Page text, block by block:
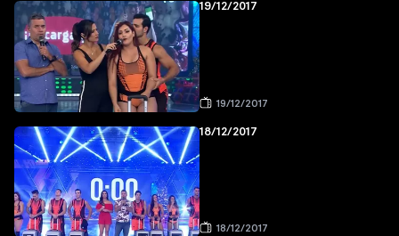
19/12/2017
19/12/2017
18/12/2017
18/12/2017